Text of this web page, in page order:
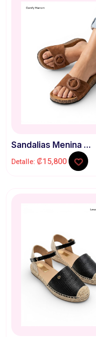
Sandalias Menina ...
Detalle: ₡15,800